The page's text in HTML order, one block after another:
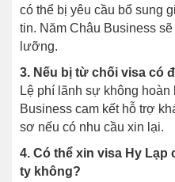
có thể bị yêu cầu bổ sung
tin. Năm Châu Business
lưỡng.
3. Nếu bị từ chối visa có
Lệ phí lãnh sự không
Business cam kết hỗ trợ
sơ nếu có nhu cầu xin lại.
4. Có thể xin visa Hy
ty không?